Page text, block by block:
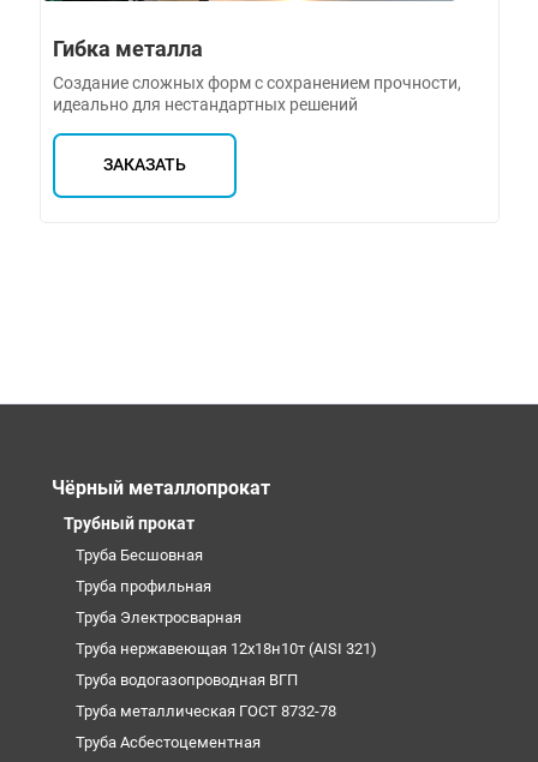
Гибка металла
Создание сложных форм с сохранением прочности,
идеально для нестандартных решений
ЗАКАЗАТЬ
Чёрный металлопрокат
Трубный прокат
Труба Бесшовная
Труба профильная
Труба Электросварная
Труба нержавеющая 12х18н10т (AISI 321)
Труба водогазопроводная ВГП
Труба металлическая ГОСТ 8732-78
Труба Асбестоцементная